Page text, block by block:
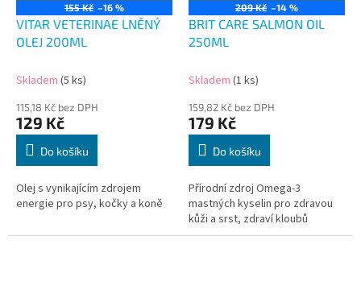
155 Kč –16 %
VITAR VETERINAE LNĚNÝ
OLEJ 200ML
Skladem (5 ks)
115,18 Kč bez DPH
129 Kč
Do košíku
Olej s vynikajícím zdrojem
energie pro psy, kočky a koně
209 Kč –14 %
BRIT CARE SALMON OIL
250ML
Skladem (1 ks)
159,82 Kč bez DPH
179 Kč
Do košíku
Přírodní zdroj Omega-3
mastných kyselin pro zdravou
kůži a srst, zdraví kloubů